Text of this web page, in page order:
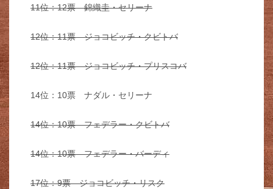
11位：12票 錦織圭・セリーナ
12位：11票 ジョコビッチ・クビトバ
12位：11票 ジョコビッチ・プリスコバ
14位：10票 ナダル・セリーナ
14位：10票 フェデラー・クビトバ
14位：10票 フェデラー・バーディ
17位：9票 ジョコビッチ・リスク